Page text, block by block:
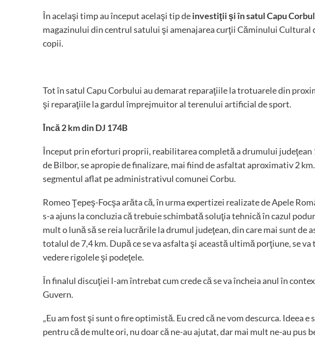
În acelaşi timp au început acelaşi tip deinvestiţii şi în satul Capu
magazinului din centrul satului şi amenajarea curţii Căminului Cultural
copii.
Tot în satul Capu Corbului au demarat reparaţiile la trotuarele din
şi reparaţiile la gardul împrejmuitor al terenului artificial de sport.
Încă 2 km din DJ 174B
Început prin eforturi proprii, reabilitarea completă a drumului judeţean
de Bilbor, se apropie de finalizare, mai fiind de asfaltat aproximativ 2
segmentul aflat pe administrativul comunei Corbu.
Romeo Ţepeş-Focşa arăta că, în urma expertizei realizate de Apele
s-a ajuns la concluzia că trebuie schimbată soluţia tehnică în cazul
mult o lună să se reia lucrările la drumul judeţean, din care mai sunt de
totalul de 7,4 km. După ce se va asfalta şi această ultimă porţiune, se
vedere rigolele şi podeţele.
În finalul discuţiei l-am întrebat cum crede că se va încheia anul în
Guvern.
„Eu am fost şi sunt o fire optimistă. Eu cred că ne vom descurca. Ideea e
pentru că de multe ori, nu doar că ne-au ajutat, dar mai mult ne-au pus